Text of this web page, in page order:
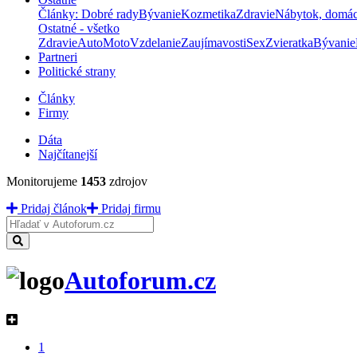
Články: Dobré radyBývanieKozmetikaZdravieNábytok,
Ostatné - všetko
ZdravieAutoMotoVzdelanieZaujímavostiSexZvieratkaBývanie
Partneri
Politické strany
Články
Firmy
Dáta
Najčítanejší
Monitorujeme 1453 zdrojov
Pridaj článok
Pridaj firmu
Hladať
Autoforum.cz
1